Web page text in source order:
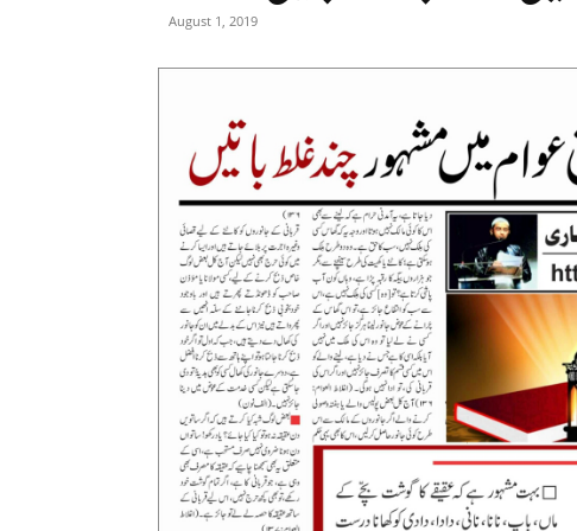
August 1, 2019